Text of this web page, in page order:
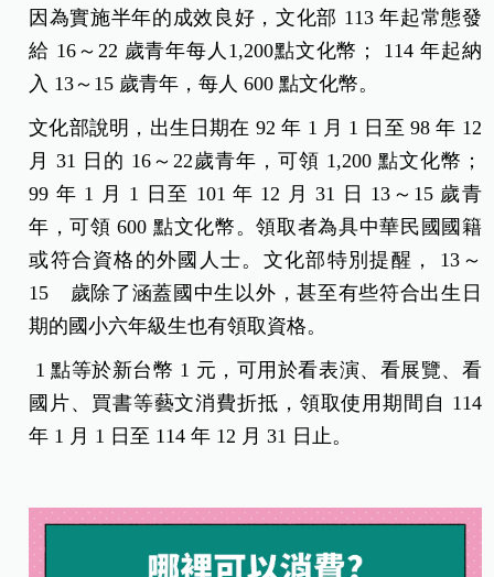
因為實施半年的成效良好， 文化部 113 年起常態發
給 16～22 歲青年每人1,200點文化幣； 114 年起納
入 13～15 歲青年，每人 600 點文化幣。
文化部說明，出生日期在 92 年 1 月 1 日至 98 年 12
月 31 日的 16～22歲青年，可領 1,200 點文化幣；
99 年 1 月 1 日至 101 年 12 月 31 日 13～15 歲青
年，可領 600 點文化幣。領取者為具中華民國國籍
或符合資格的外國人士。文化部特別提醒， 13～
15 歲除了涵蓋國中生以外，甚至有些符合出生日
期的國小六年級生也有領取資格。
1 點等於新台幣 1 元，可用於看表演、看展覽、看
國片、買書等藝文消費折抵，領取使用期間自 114
年 1 月 1 日至 114 年 12 月 31 日止。